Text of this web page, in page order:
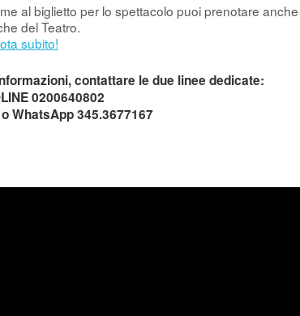
al biglietto per lo spettacolo puoi prenotare
del Teatro.
subito!
contattare le due linee dedicate:
0200640802
WhatsApp 345.3677167